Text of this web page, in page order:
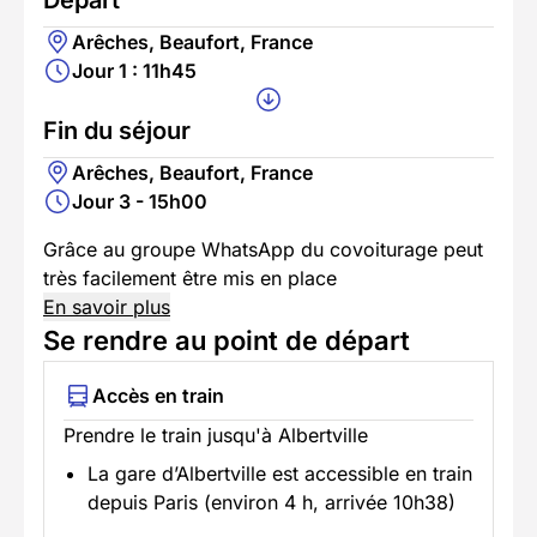
Arêches, Beaufort, France
Jour 1 : 11h45
Fin du séjour
Arêches, Beaufort, France
Jour 3 - 15h00
Grâce au groupe WhatsApp du covoiturage peut
très facilement être mis en place
En savoir plus
Se rendre au point de départ
Accès en train
Prendre le train jusqu'à Albertville
La gare d’Albertville est accessible en train
depuis Paris (environ 4 h, arrivée 10h38)